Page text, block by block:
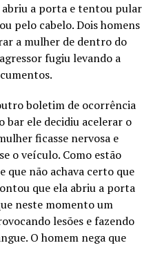
a porta e tentou pular
pelo cabelo. Dois homens
a mulher de dentro do
fugiu levando a
boletim de ocorrência
bar ele decidiu acelerar o
ficasse nervosa e
o veículo. Como estão
que não achava certo que
que ela abriu a porta
neste momento um
lesões e fazendo
O homem nega que